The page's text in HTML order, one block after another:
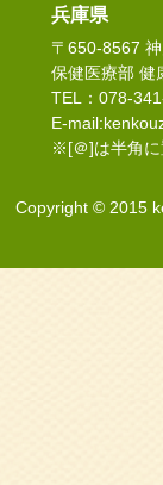
兵庫県
〒650-8567
保健医療部 健
TEL：078-
E-
※[＠]は半角に
Copyright © 2015